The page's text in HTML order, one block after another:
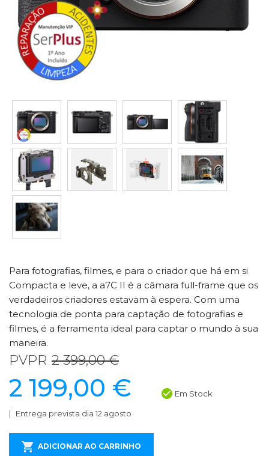
Para fotografias, filmes, e para o criador que há em si
Compacta e leve, a a7C II é a câmara full-frame que os
verdadeiros criadores estavam à espera. Com uma
tecnologia de ponta para captação de fotografias e
filmes, é a ferramenta ideal para captar o mundo à sua
maneira.
PVPR 2 399,00 €
2 199,00 € Em Stock
Entrega prevista dia 12 agosto
ADICIONAR AO CARRINHO